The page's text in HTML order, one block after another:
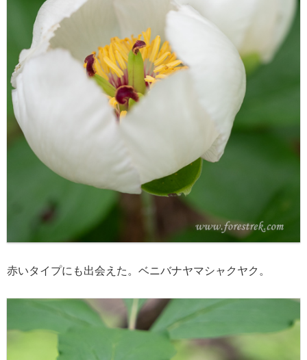
赤いタイプにも出会えた。ベニバナヤマシャクヤク。